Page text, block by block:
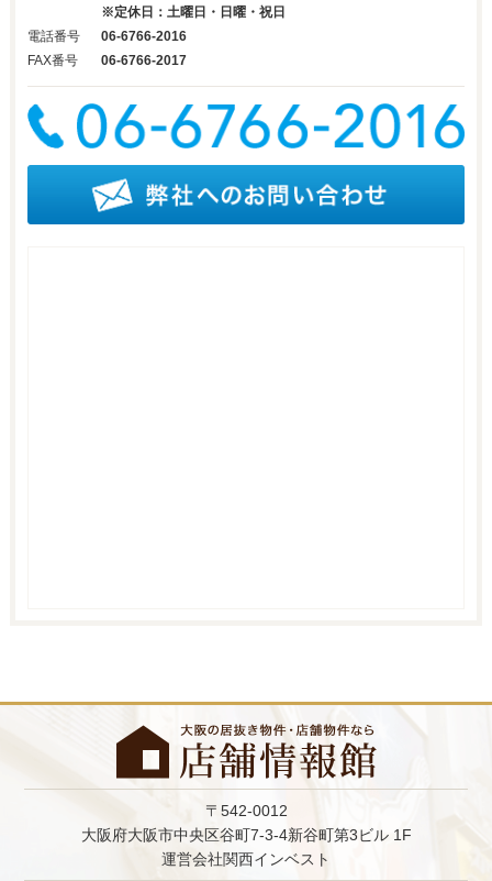
※定休日：土曜日・日曜・祝日
電話番号
06-6766-2016
FAX番号
06-6766-2017
〒542-0012
大阪府大阪市中央区谷町7-3-4新谷町第3ビル 1F
運営会社関西インベスト